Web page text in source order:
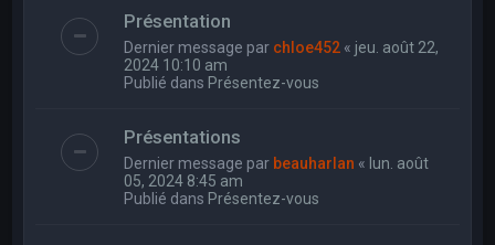
Présentation
Dernier message par chloe452 « jeu. août 22,
2024 10:10 am
Publié dans Présentez-vous
Présentations
Dernier message par beauharlan « lun. août
05, 2024 8:45 am
Publié dans Présentez-vous